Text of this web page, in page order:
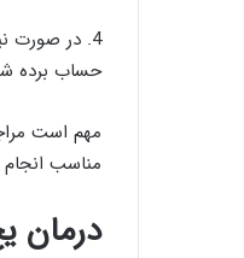
4. در صورت
حساب برده
مهم است
مناسب
درمان